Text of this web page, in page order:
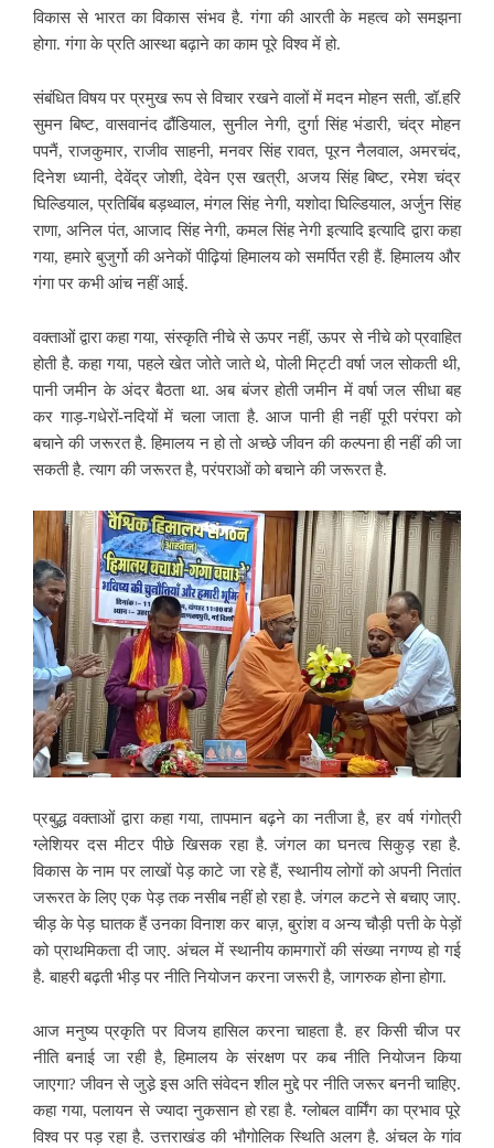
विकास से भारत का विकास संभव है. गंगा की आरती के महत्व को समझना
होगा. गंगा के प्रति आस्था बढ़ाने का काम पूरे विश्व में हो.
संबंधित विषय पर प्रमुख रूप से विचार रखने वालों में मदन मोहन सती, डॉ.हरि
सुमन बिष्ट, वासवानंद ढौंडियाल, सुनील नेगी, दुर्गा सिंह भंडारी, चंद्र मोहन
पपनैं, राजकुमार, राजीव साहनी, मनवर सिंह रावत, पूरन नैलवाल, अमरचंद,
दिनेश ध्यानी, देवेंद्र जोशी, देवेन एस खत्री, अजय सिंह बिष्ट, रमेश चंद्र
घिल्डियाल, प्रतिबिंब बड़थ्वाल, मंगल सिंह नेगी, यशोदा घिल्डियाल, अर्जुन सिंह
राणा, अनिल पंत, आजाद सिंह नेगी, कमल सिंह नेगी इत्यादि इत्यादि द्वारा कहा
गया, हमारे बुजुर्गो की अनेकों पीढ़ियां हिमालय को समर्पित रही हैं. हिमालय और
गंगा पर कभी आंच नहीं आई.
वक्ताओं द्वारा कहा गया, संस्कृति नीचे से ऊपर नहीं, ऊपर से नीचे को प्रवाहित
होती है. कहा गया, पहले खेत जोते जाते थे, पोली मिट्टी वर्षा जल सोकती थी,
पानी जमीन के अंदर बैठता था. अब बंजर होती जमीन में वर्षा जल सीधा बह
कर गाड़-गधेरों-नदियों में चला जाता है. आज पानी ही नहीं पूरी परंपरा को
बचाने की जरूरत है. हिमालय न हो तो अच्छे जीवन की कल्पना ही नहीं की जा
सकती है. त्याग की जरूरत है, परंपराओं को बचाने की जरूरत है.
प्रबुद्ध वक्ताओं द्वारा कहा गया, तापमान बढ़ने का नतीजा है, हर वर्ष गंगोत्री
ग्लेशियर दस मीटर पीछे खिसक रहा है. जंगल का घनत्व सिकुड़ रहा है.
विकास के नाम पर लाखों पेड़ काटे जा रहे हैं, स्थानीय लोगों को अपनी नितांत
जरूरत के लिए एक पेड़ तक नसीब नहीं हो रहा है. जंगल कटने से बचाए जाए.
चीड़ के पेड़ घातक हैं उनका विनाश कर बाज़, बुरांश व अन्य चौड़ी पत्ती के पेड़ों
को प्राथमिकता दी जाए. अंचल में स्थानीय कामगारों की संख्या नगण्य हो गई
है. बाहरी बढ़ती भीड़ पर नीति नियोजन करना जरूरी है, जागरुक होना होगा.
आज मनुष्य प्रकृति पर विजय हासिल करना चाहता है. हर किसी चीज पर
नीति बनाई जा रही है, हिमालय के संरक्षण पर कब नीति नियोजन किया
जाएगा? जीवन से जुडे़ इस अति संवेदन शील मुद्दे पर नीति जरूर बननी चाहिए.
कहा गया, पलायन से ज्यादा नुकसान हो रहा है. ग्लोबल वार्मिंग का प्रभाव पूरे
विश्व पर पड़ रहा है. उत्तराखंड की भौगोलिक स्थिति अलग है. अंचल के गांव